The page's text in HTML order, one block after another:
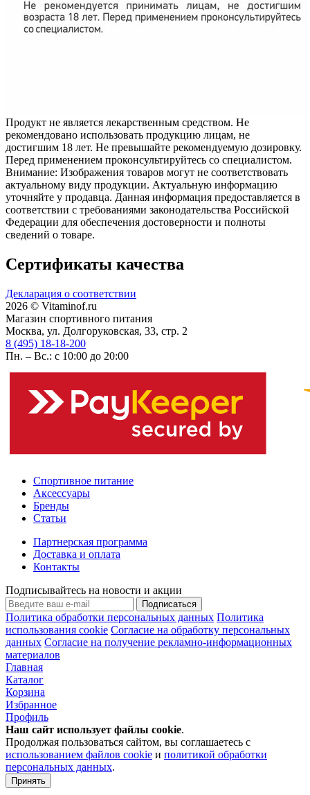
Продукт не является лекарственным средством. Не
рекомендовано использовать продукцию лицам, не
достигшим 18 лет. Не превышайте рекомендуемую дозировку.
Перед применением проконсультируйтесь со специалистом.
Внимание: Изображения товаров могут не соответствовать
актуальному виду продукции. Актуальную информацию
уточняйте у продавца. Данная информация предоставляется в
соответствии с требованиями законодательства Российской
Федерации для обеспечения достоверности и полноты
сведений о товаре.
Сертификаты качества
Декларация о соответствии
2026 © Vitaminof.ru
Магазин спортивного питания
Москва, ул. Долгоруковская, 33, стр. 2
8 (495) 18-18-200
Пн. – Вс.: с 10:00 до 20:00
Спортивное питание
Аксессуары
Бренды
Статьи
Партнерская программа
Доставка и оплата
Контакты
Подписывайтесь на новости и акции
Подписаться
Политика обработки персональных данных Политика
использования cookie Согласие на обработку персональных
данных Согласие на получение рекламно-информационных
материалов
Главная
Каталог
Корзина
Избранное
Профиль
Наш сайт использует файлы cookie.
Продолжая пользоваться сайтом, вы соглашаетесь с
использованием файлов cookie и политикой обработки
персональных данных.
Принять